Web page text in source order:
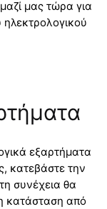
μας τώρα για
ηλεκτρολογικού
εξαρτήματα
κατεβάστε την
συνέχεια θα
κατάσταση από